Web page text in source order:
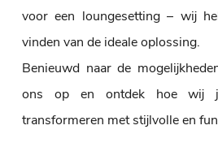
voor een loungesetting – wij
vinden van de ideale oplossing.
Benieuwd naar de
ons op en ontdek hoe wij
transformeren met stijlvolle en